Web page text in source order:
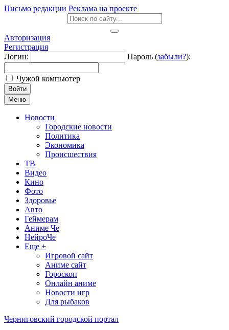
Письмо редакции Реклама на проекте
Авторизация
Регистрация
Логин:
Пароль (забыли?):
Чужой компьютер
Войти
Меню
Новости
Городские новости
Политика
Экономика
Происшествия
ТВ
Видео
Кино
Фото
Здоровье
Авто
Геймерам
Аниме Че
НейроЧе
Еще +
Игровой сайт
Аниме сайт
Гороскоп
Онлайн аниме
Новости игр
Для рыбаков
Черниговский городской портал